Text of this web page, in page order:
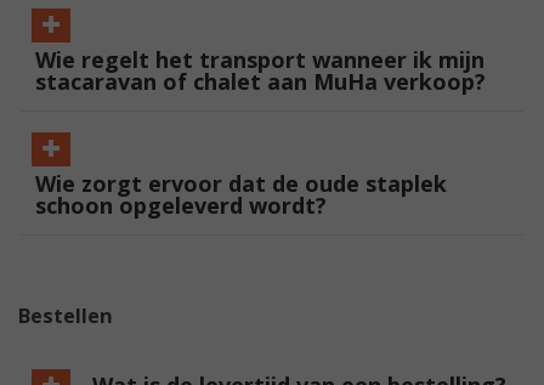
Wie regelt het transport wanneer ik mijn
stacaravan of chalet aan MuHa verkoop?
Wie zorgt ervoor dat de oude staplek
schoon opgeleverd wordt?
Bestellen